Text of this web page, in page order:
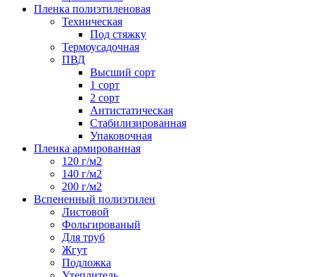
Пленка полиэтиленовая
Техническая
Под стяжку
Термоусадочная
ПВД
Высший сорт
1 сорт
2 сорт
Антистатическая
Стабилизированная
Упаковочная
Пленка армированная
120 г/м2
140 г/м2
200 г/м2
Вспененный полиэтилен
Листовой
Фольгированый
Для труб
Жгут
Подложка